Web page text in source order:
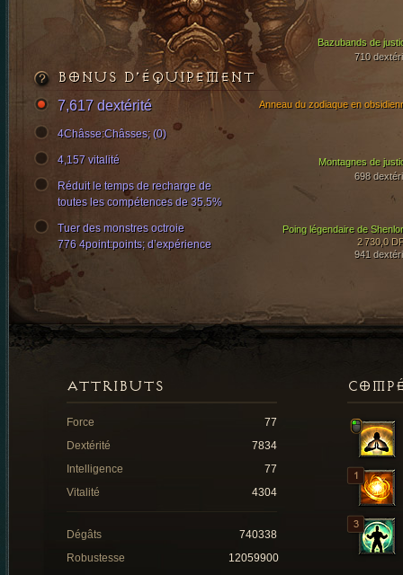
Bazubands de
710
Montagnes de
698
Poing légendaire de
2 730,0
941
Anneau du zodiaque en
BONUS D’ÉQUIPEMENT
7,617 dextérité
4Châsse:Châsses; (0)
4,157 vitalité
Réduit le temps de recharge de
toutes les compétences de 35.5%
Tuer des monstres octroie
776 4point:points; d’expérience
ATTRIBUTS
Force
77
Dextérité
7834
Intelligence
77
Vitalité
4304
Dégâts
740338
Robustesse
12059900